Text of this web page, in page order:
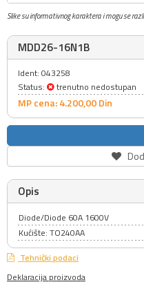
Slike su informativnog karaktera i mogu se
MDD26-16N1B
Ident: 043258
Status:
trenutno nedostupan
MP cena: 4.200,00Din
Opis
Diode/Diode 60A 1600V
Kućište: TO240AA
Tehnički podaci
Deklaracija proizvoda